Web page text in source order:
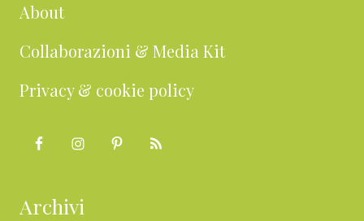
About
Collaborazioni & Media Kit
Privacy & cookie policy
Archivi